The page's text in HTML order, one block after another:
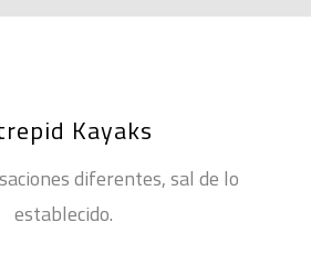
Kayaks
diferentes, sal de lo
establecido.